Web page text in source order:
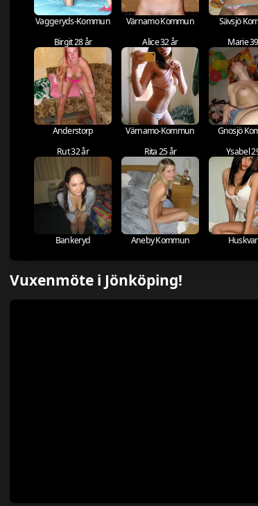
Vaggeryds-Kommun Värnamo Kommun Sävsjö
Birgit 28 år
Anderstorp
Alice 32 år
Värnamo-Kommun
Marie
Gnosjö
Rut 32 år
Bankeryd
Rita 25 år
Aneby Kommun
Ysabel
Vuxenmöte i Jönköping!